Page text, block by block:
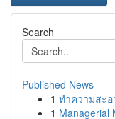
Search
Published News
1 ทำความสะ
1 Managerial